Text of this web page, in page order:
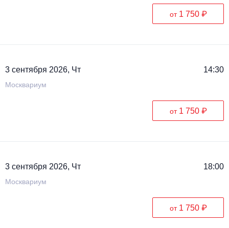
от 1 750 ₽
3 сентября 2026, Чт 14:30
Москвариум
от 1 750 ₽
3 сентября 2026, Чт 18:00
Москвариум
от 1 750 ₽